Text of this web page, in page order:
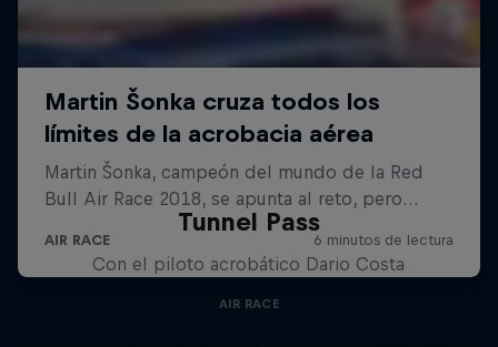
Tunnel Pass
Con el piloto acrobático Dario Costa
AIR RACE